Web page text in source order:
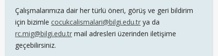
Çalışmalarımıza dair her türlü öneri, görüş ve geri bildirim
için bizimle cocukcalismalari@bilgi.edu.tr ya da
rc.mig@bilgi.edu.tr mail adresleri üzerinden iletişime
geçebilirsiniz.